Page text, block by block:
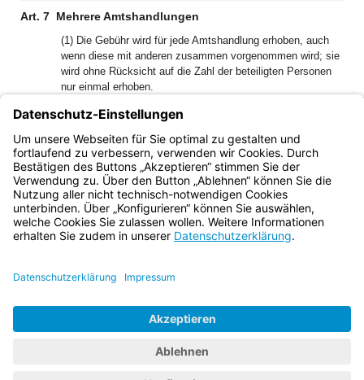
Art. 7 Mehrere Amtshandlungen
(1) Die Gebühr wird für jede Amtshandlung erhoben, auch
wenn diese mit anderen zusammen vorgenommen wird; sie
wird ohne Rücksicht auf die Zahl der beteiligten Personen
nur einmal erhoben.
(2) Mehrere Amtshandlungen innerhalb eines Verfahrens
können durch eine Gebühr abgegolten werden, wenn keine
dieser Amtshandlungen im Kostenverzeichnis oder in einer
anderen Vorschrift bewertet ist.
Bayern.de
BayernPortal
Impressum